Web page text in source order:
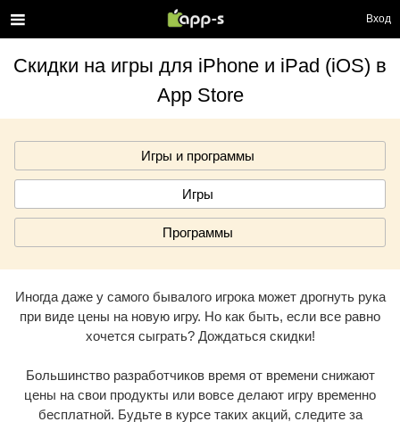
Вход
Скидки на игры для iPhone и iPad (iOS) в
App Store
Игры и программы
Игры
Программы
Иногда даже у самого бывалого игрока может дрогнуть рука
при виде цены на новую игру. Но как быть, если все равно
хочется сыграть? Дождаться скидки!
Большинство разработчиков время от времени снижают
цены на свои продукты или вовсе делают игру временно
бесплатной. Будьте в курсе таких акций, следите за